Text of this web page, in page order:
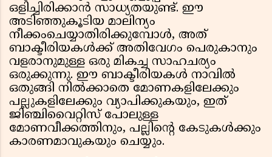
ഒളിച്ചിരിക്കാൻ സാധ്യതയുണ്ട്. ഈ
അടിഞ്ഞുകൂടിയ മാലിന്യം
നീക്കംചെയ്യാതിരിക്കുമ്പോൾ, അത്
ബാക്ടീരിയകൾക്ക് അതിവേഗം പെരുകാനും
വളരാനുമുള്ള ഒരു മികച്ച സാഹചര്യം
ഒരുക്കുന്നു. ഈ ബാക്ടീരിയകൾ നാവിൽ
ഒതുങ്ങി നിൽക്കാതെ മോണകളിലേക്കും
പല്ലുകളിലേക്കും വ്യാപിക്കുകയും, ഇത്
ജിഞ്ചിവൈറ്റിസ് പോലുള്ള
മോണവീക്കത്തിനും, പല്ലിന്റെ കേടുകൾക്കും
കാരണമാവുകയും ചെയ്യും.